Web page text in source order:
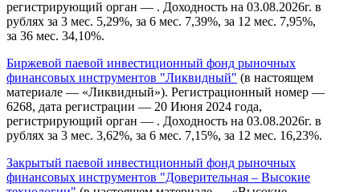
регистрирующий орган — . Доходность на 03.08.2026г. в
рублях за 3 мес. 5,29%, за 6 мес. 7,39%, за 12 мес. 7,95%,
за 36 мес. 34,10%.
Биржевой паевой инвестиционный фонд рыночных
финансовых инструментов "Ликвидный" (в настоящем
материале — «Ликвидный»). Регистрационный номер —
6268, дата регистрации — 20 Июня 2024 года,
регистрирующий орган — . Доходность на 03.08.2026г. в
рублях за 3 мес. 3,62%, за 6 мес. 7,15%, за 12 мес. 16,23%.
Закрытый паевой инвестиционный фонд рыночных
финансовых инструментов "Доверительная – Высокие